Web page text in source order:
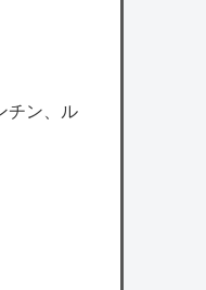
載作家
チン、ル